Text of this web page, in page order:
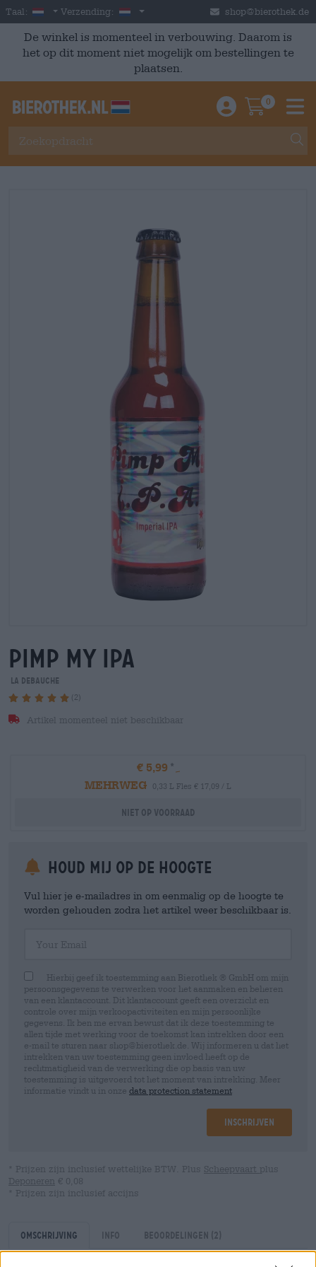
Skip to main content
Taal: Dutch
Verzending: Nederland shop@bierothek.de
De winkel is momenteel in verbouwing. Daarom is
het op dit moment niet mogelijk om bestellingen te
plaatsen.
Einloggen /
0
pimp my ipa
La Debauche
(2)
Artikel momenteel niet beschikbaar
€ 5,99
MEHRWEG
0,33 L Fles € 17,09 / L
Niet op voorraad
Houd mij op de hoogte
Vul hier je e-mailadres in om eenmalig op de hoogte te
worden gehouden zodra het artikel weer beschikbaar is.
Hierbij geef ik toestemming aan Bierothek ® GmbH om mijn
persoonsgegevens te verwerken voor het aanmaken en beheren
van een klantaccount. Dit klantaccount geeft een overzicht en
controle over mijn verkoopactiviteiten en mijn persoonlijke
gegevens. Ik ben me ervan bewust dat ik deze toestemming te
allen tijde met werking voor de toekomst kan intrekken door een
e-mail te sturen naar shop@bierothek.de. Wij informeren u dat het
intrekken van uw toestemming geen invloed heeft op de
rechtmatigheid van de verwerking die op basis van uw
toestemming is uitgevoerd tot het moment van intrekking. Meer
informatie vindt u in onze data protection statement
Inschrijven
* Prijzen zijn inclusief wettelijke BTW. Plus Scheepvaart plus
Deponeren € 0,08
* Prijzen zijn inclusief accijns
Omschrijving Info Beoordelingen (2)